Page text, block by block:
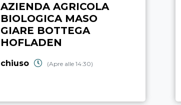
AZIENDA AGRICOLA
BIOLOGICA MASO
GIARE BOTTEGA
HOFLADEN
chiuso (Apre alle 14:30)